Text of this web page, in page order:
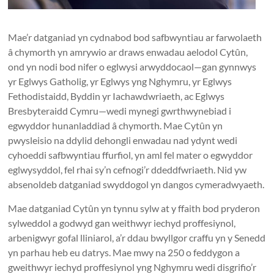
Mae’r datganiad yn cydnabod bod safbwyntiau ar farwolaeth
â chymorth yn amrywio ar draws enwadau aelodol Cytûn,
ond yn nodi bod nifer o eglwysi arwyddocaol—gan gynnwys
yr Eglwys Gatholig, yr Eglwys yng Nghymru, yr Eglwys
Fethodistaidd, Byddin yr Iachawdwriaeth, ac Eglwys
Bresbyteraidd Cymru—wedi mynegi gwrthwynebiad i
egwyddor hunanladdiad â chymorth. Mae Cytûn yn
pwysleisio na ddylid dehongli enwadau nad ydynt wedi
cyhoeddi safbwyntiau ffurfiol, yn aml fel mater o egwyddor
eglwysyddol, fel rhai sy’n cefnogi’r ddeddfwriaeth. Nid yw
absenoldeb datganiad swyddogol yn dangos cymeradwyaeth.
Mae datganiad Cytûn yn tynnu sylw at y ffaith bod pryderon
sylweddol a godwyd gan weithwyr iechyd proffesiynol,
arbenigwyr gofal lliniarol, a’r ddau bwyllgor craffu yn y Senedd
yn parhau heb eu datrys. Mae mwy na 250 o feddygon a
gweithwyr iechyd proffesiynol yng Nghymru wedi disgrifio’r